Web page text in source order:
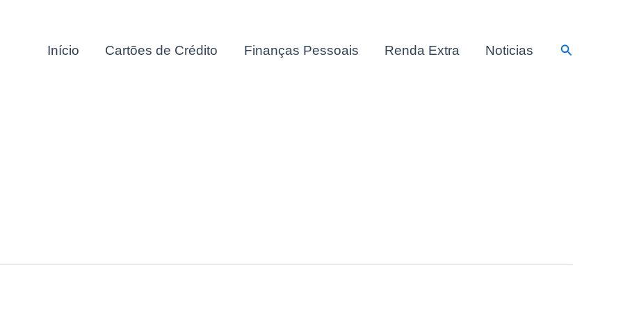
Início Cartões de Crédito Finanças Pessoais Renda Extra Noticias Pesquisar